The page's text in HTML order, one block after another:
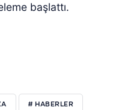
başlattı.
# HABERLER